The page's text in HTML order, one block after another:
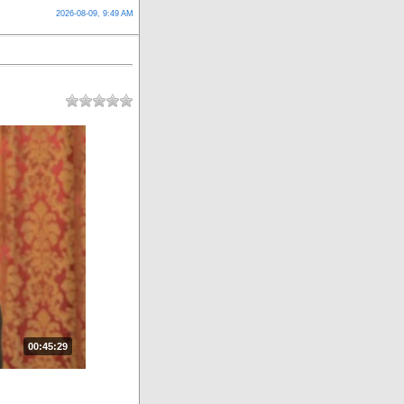
2026-08-09, 9:49 AM
00:45:29